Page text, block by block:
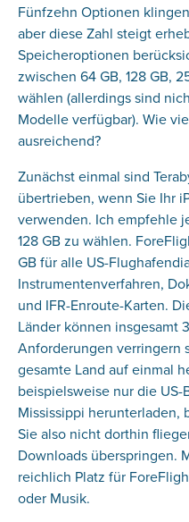
Fünfzehn Optionen
aber diese Zahl steigt
Speicheroptionen
zwischen 64 GB, 128 GB,
wählen (allerdings sind
Modelle verfügbar). Wie
ausreichend?
Zunächst einmal sind
übertrieben, wenn Sie Ihr
verwenden. Ich empfehle
128 GB zu wählen.
GB für alle US-
Instrumentenverfahren,
und IFR-Enroute-Karten.
Länder können insgesamt
Anforderungen verringern
gesamte Land auf einmal
beispielsweise nur die
Mississippi herunterladen,
Sie also nicht dorthin
Downloads überspringen.
reichlich Platz für
oder Musik.